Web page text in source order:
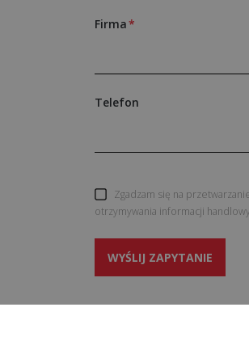
Firma
Telefon
Zgadzam się na
otrzymywania informacji
WYŚLIJ ZAPYTANIE